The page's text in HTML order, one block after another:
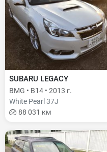
SUBARU LEGACY
BMG • B14 • 2013 г.
White Pearl 37J
88 031 км